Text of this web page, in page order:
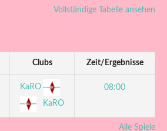
Vollständige Tabelle ansehen
Clubs Zeit/Ergebnisse
KaRO
KaRO
08:00
Alle Spiele